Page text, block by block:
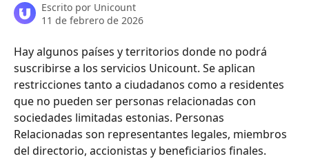
Escrito por Unicount
11 de febrero de 2026
Hay algunos países y territorios donde no podrá
suscribirse a los servicios Unicount. Se aplican
restricciones tanto a ciudadanos como a residentes
que no pueden ser personas relacionadas con
sociedades limitadas estonias. Personas
Relacionadas son representantes legales, miembros
del directorio, accionistas y beneficiarios finales.